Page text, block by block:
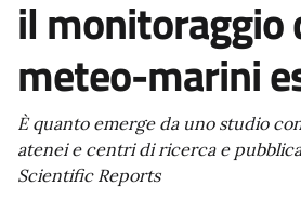
il monitoraggio
meteo-marini
È quanto emerge da uno studio
atenei e centri di ricerca e
Scientific Reports